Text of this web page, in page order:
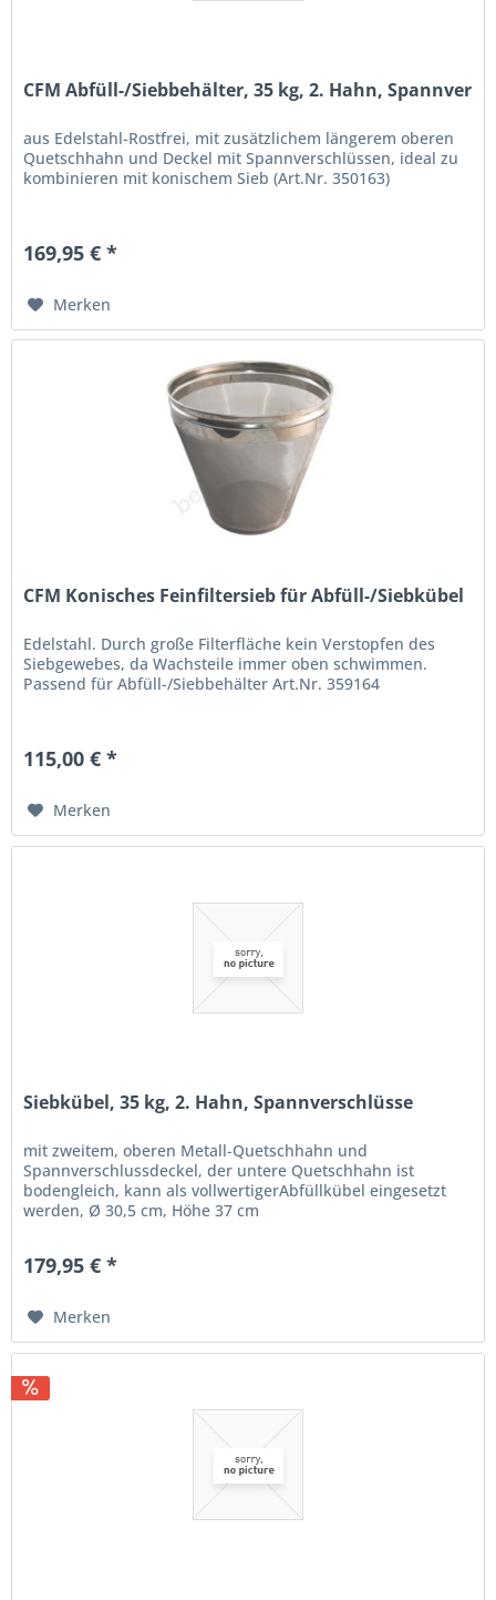
CFM Abfüll-/Siebbehälter, 35 kg, 2. Hahn, Spannver
aus Edelstahl-Rostfrei, mit zusätzlichem längerem oberen
Quetschhahn und Deckel mit Spannverschlüssen, ideal zu
kombinieren mit konischem Sieb (Art.Nr. 350163)
169,95 € *
Merken
CFM Konisches Feinfiltersieb für Abfüll-/Siebkübel
Edelstahl. Durch große Filterfläche kein Verstopfen des
Siebgewebes, da Wachsteile immer oben schwimmen.
Passend für Abfüll-/Siebbehälter Art.Nr. 359164
115,00 € *
Merken
Siebkübel, 35 kg, 2. Hahn, Spannverschlüsse
mit zweitem, oberen Metall-Quetschhahn und
Spannverschlussdeckel, der untere Quetschhahn ist
bodengleich, kann als vollwertigerAbfüllkübel eingesetzt
werden, Ø 30,5 cm, Höhe 37 cm
179,95 € *
Merken